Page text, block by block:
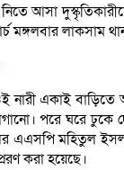
নিতে আসা
লাকসাম
নারী একাই
পরে ঘরে ঢুকে
মহিতুল
করা হয়েছে।